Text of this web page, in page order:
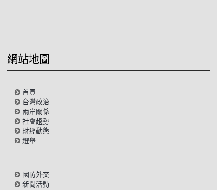
網站地圖
首頁
台灣政治
兩岸關係
社會趨勢
財經動態
選舉
國防外交
新聞活動